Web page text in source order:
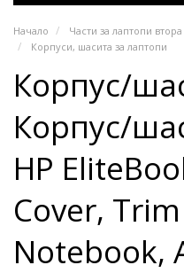
Начало
Части за лаптопи
Корпуси, шасита за лаптопи
Корпус/
Корпус/
HP
Cover,
Notebook,